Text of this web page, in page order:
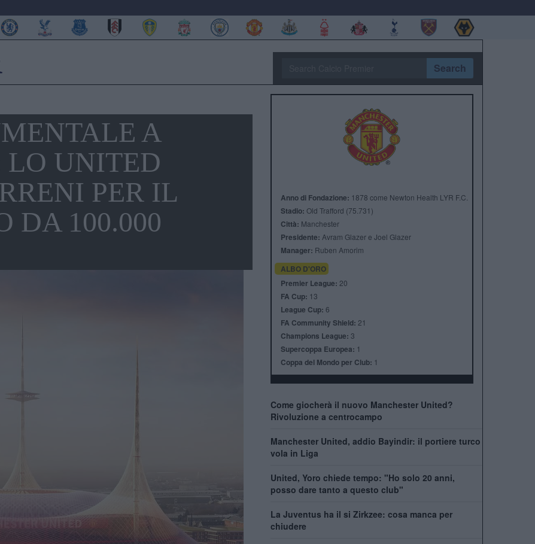
Search
A
LO UNITED
PER IL
DA 100.000
Anno di Fondazione: 1878 come Newton Health LYR F.C.
Stadio: Old Trafford (75.731)
Città: Manchester
Presidente: Avram Glazer e Joel Glazer
Manager: Ruben Amorim
ALBO D'ORO
Premier League: 20
FA Cup: 13
League Cup: 6
FA Community Shield: 21
Champions League: 3
Supercoppa Europea: 1
Coppa del Mondo per Club: 1
Come giocherà il nuovo Manchester United?
Rivoluzione a centrocampo
Manchester United, addio Bayindir: il portiere turco
vola in Liga
United, Yoro chiede tempo: "Ho solo 20 anni,
posso dare tanto a questo club"
La Juventus ha il si Zirkzee: cosa manca per
chiudere